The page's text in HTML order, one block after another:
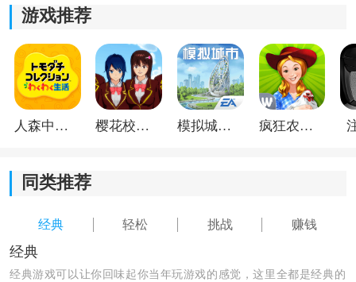
游戏推荐
人森中文版 樱花校园模拟器1.048.00中文版 模拟城市我是巿长联机版 疯狂农场3美国派19
同类推荐
经典 轻松 挑战 赚钱
经典
经典游戏可以让你回味起你当年玩游戏的感觉，这里全都是经典的